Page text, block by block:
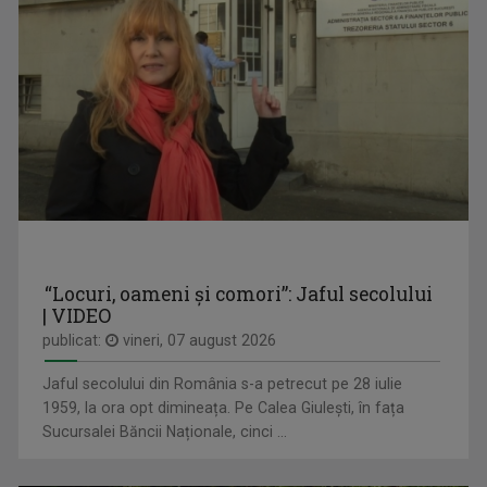
EUROPA 360°
Duminică, ora 13.00, la TVR3
DRUMUL LUI LEȘE
Sâmbătă, ora 21:00
“Locuri, oameni și comori”: Jaful secolului
| VIDEO
publicat: vineri, 07 august 2026
Jaful secolului din România s-a petrecut pe 28 iulie
1959, la ora opt dimineața. Pe Calea Giulești, în fața
Sucursalei Băncii Naționale, cinci ...